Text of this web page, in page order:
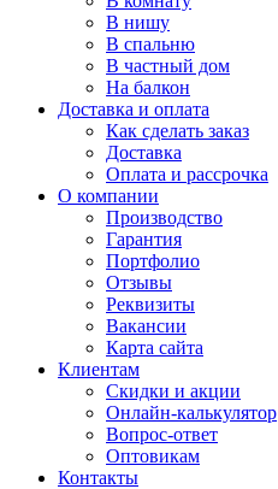
В нишу
В спальню
В частный дом
На балкон
Доставка и оплата
Как сделать заказ
Доставка
Оплата и рассрочка
О компании
Производство
Гарантия
Портфолио
Отзывы
Реквизиты
Вакансии
Карта сайта
Клиентам
Скидки и акции
Онлайн-калькулятор
Вопрос-ответ
Оптовикам
Контакты